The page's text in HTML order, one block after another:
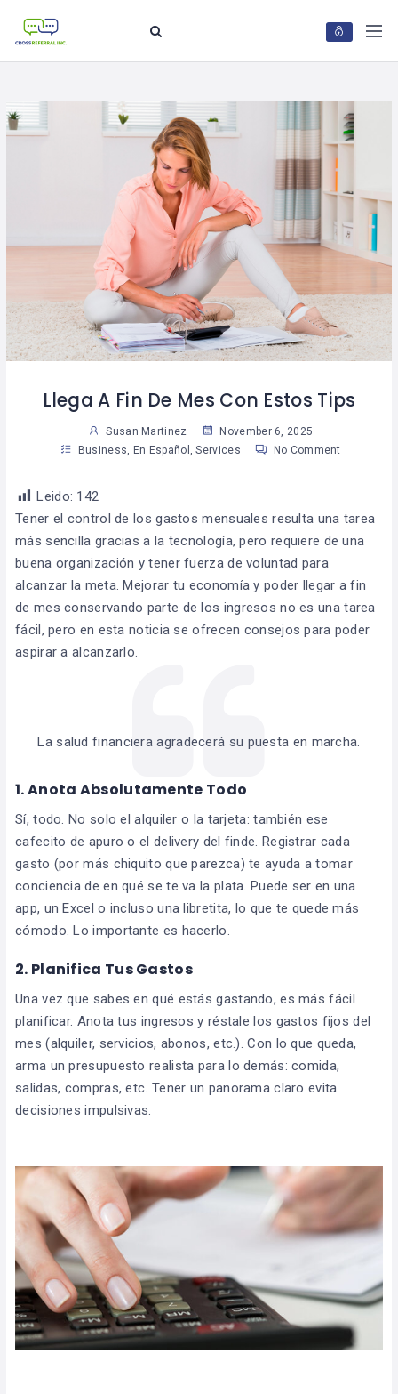
Llega A Fin De Mes Con Estos Tips
Susan Martinez
November 6, 2025
Business
En Español ,Services No Comment
Leido: 142
Tener el control de los gastos mensuales resulta una tarea
más sencilla gracias a la tecnología, pero requiere de una
buena organización y tener fuerza de voluntad para
alcanzar la meta. Mejorar tu economía y poder llegar a fin
de mes conservando parte de los ingresos no es una tarea
fácil, pero en esta noticia se ofrecen consejos para poder
aspirar a alcanzarlo.
La salud financiera agradecerá su puesta en marcha.
1. Anota Absolutamente Todo
Sí, todo. No solo el alquiler o la tarjeta: también ese
cafecito de apuro o el delivery del finde. Registrar cada
gasto (por más chiquito que parezca) te ayuda a tomar
conciencia de en qué se te va la plata. Puede ser en una
app, un Excel o incluso una libretita, lo que te quede más
cómodo. Lo importante es hacerlo.
2. Planifica Tus Gastos
Una vez que sabes en qué estás gastando, es más fácil
planificar. Anota tus ingresos y réstale los gastos fijos del
mes (alquiler, servicios, abonos, etc.). Con lo que queda,
arma un presupuesto realista para lo demás: comida,
salidas, compras, etc. Tener un panorama claro evita
decisiones impulsivas.